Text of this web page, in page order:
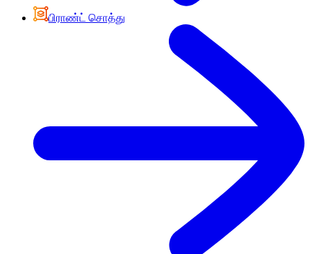
பிராண்ட் சொத்து